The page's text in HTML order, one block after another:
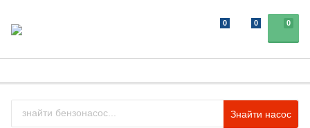
0
0 0
Знайти насос